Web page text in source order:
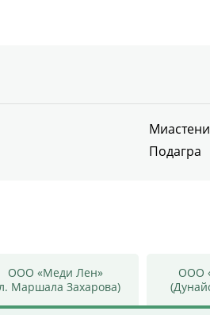
Подагра
ООО «Меди Лен»
Маршала Захарова)
ООО